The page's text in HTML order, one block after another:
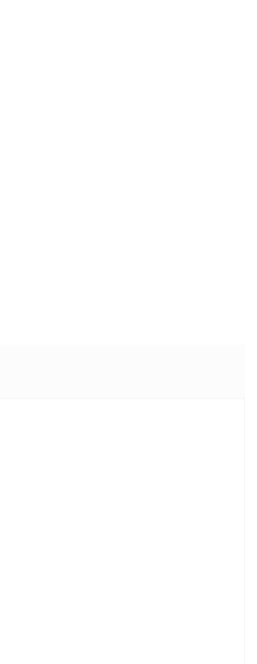
5 z 5 hvězdiček.
5 z 5 hvězdiček.